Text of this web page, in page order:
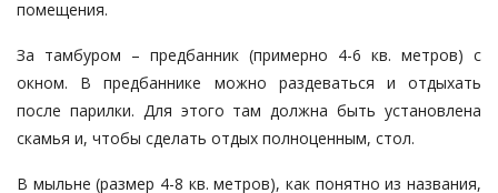
помещения.
За тамбуром – предбанник (примерно 4-6 кв. метров) с
окном. В предбаннике можно раздеваться и отдыхать
после парилки. Для этого там должна быть установлена
скамья и, чтобы сделать отдых полноценным, стол.
В мыльне (размер 4-8 кв. метров), как понятно из названия,